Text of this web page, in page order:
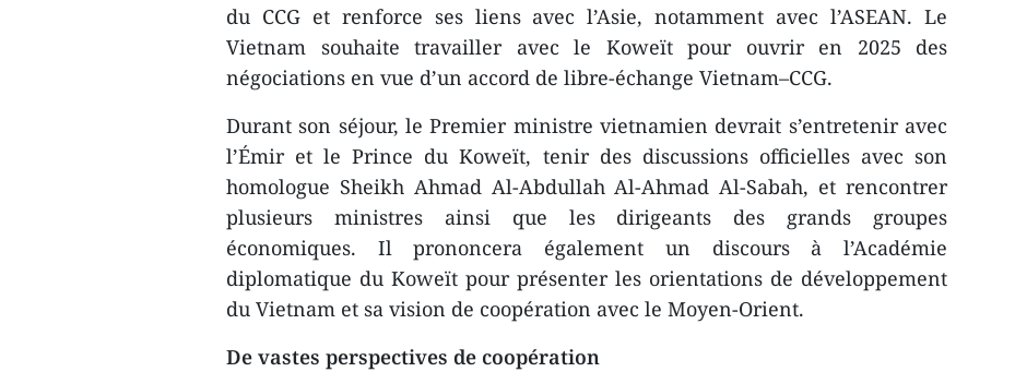
du CCG et renforce ses liens avec l’Asie, notamment avec l’ASEAN. Le
Vietnam souhaite travailler avec le Koweït pour ouvrir en 2025 des
négociations en vue d’un accord de libre-échange Vietnam–CCG.
Durant son séjour, le Premier ministre vietnamien devrait s’entretenir avec
l’Émir et le Prince du Koweït, tenir des discussions officielles avec son
homologue Sheikh Ahmad Al-Abdullah Al-Ahmad Al-Sabah, et rencontrer
plusieurs ministres ainsi que les dirigeants des grands groupes
économiques. Il prononcera également un discours à l’Académie
diplomatique du Koweït pour présenter les orientations de développement
du Vietnam et sa vision de coopération avec le Moyen-Orient.
De vastes perspectives de coopération